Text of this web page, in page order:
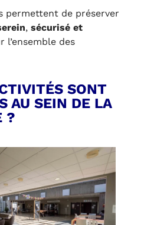
permettent de préserver
, sécurisé et
l’ensemble des
SONT
AU SEIN DE LA
?